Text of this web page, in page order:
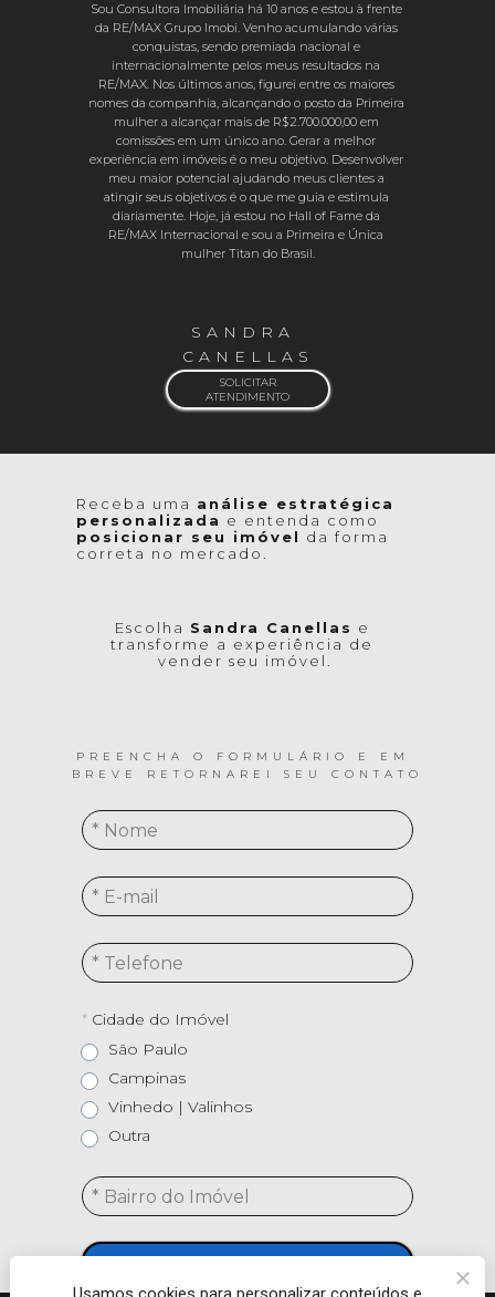
Sou Consultora Imobiliária há 10 anos e estou à frente
da RE/MAX Grupo Imobi. Venho acumulando várias
conquistas, sendo premiada nacional e
internacionalmente pelos meus resultados na
RE/MAX. Nos últimos anos, figurei entre os maiores
nomes da companhia, alcançando o posto da Primeira
mulher a alcançar mais de R$2.700.000,00 em
comissões em um único ano. Gerar a melhor
experiência em imóveis é o meu objetivo. Desenvolver
meu maior potencial ajudando meus clientes a
atingir seus objetivos é o que me guia e estimula
diariamente. Hoje, já estou no Hall of Fame da
RE/MAX Internacional e sou a Primeira e Única
mulher Titan do Brasil.
SANDRA
CANELLAS
SOLICITAR
ATENDIMENTO
Receba uma análise estratégica
personalizada
posicionar seu imóvel da forma
correta no mercado.
Escolha Sandra Canellas e
transforme a experiência de
vender seu imóvel.
PREENCHA O FORMULÁRIO E EM
BREVE RETORNAREI SEU CONTATO
* Cidade do Imóvel
São Paulo
Campinas
Vinhedo | Valinhos
Outra